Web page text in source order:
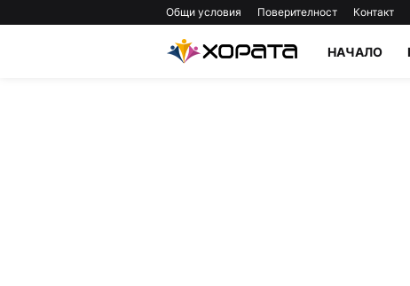
Общи условия Поверителност Контакт
НАЧАЛО